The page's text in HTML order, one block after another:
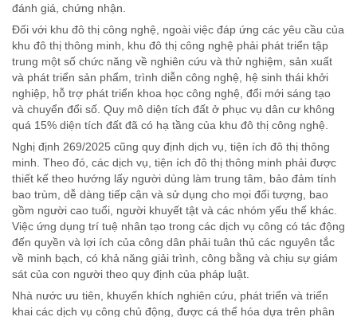
đánh giá, chứng nhận.
Đối với khu đô thị công nghệ, ngoài việc đáp ứng các yêu cầu của
khu đô thị thông minh, khu đô thị công nghệ phải phát triển tập
trung một số chức năng về nghiên cứu và thử nghiệm, sản xuất
và phát triển sản phẩm, trình diễn công nghệ, hệ sinh thái khởi
nghiệp, hỗ trợ phát triển khoa học công nghệ, đổi mới sáng tạo
và chuyển đổi số. Quy mô diện tích đất ở phục vụ dân cư không
quá 15% diện tích đất đã có hạ tầng của khu đô thị công nghệ.
Nghị định 269/2025 cũng quy định dịch vụ, tiện ích đô thị thông
minh. Theo đó, các dịch vụ, tiện ích đô thị thông minh phải được
thiết kế theo hướng lấy người dùng làm trung tâm, bảo đảm tính
bao trùm, dễ dàng tiếp cận và sử dụng cho mọi đối tượng, bao
gồm người cao tuổi, người khuyết tật và các nhóm yếu thế khác.
Việc ứng dụng trí tuệ nhân tạo trong các dịch vụ công có tác động
đến quyền và lợi ích của công dân phải tuân thủ các nguyên tắc
về minh bạch, có khả năng giải trình, công bằng và chịu sự giám
sát của con người theo quy định của pháp luật.
Nhà nước ưu tiên, khuyến khích nghiên cứu, phát triển và triển
khai các dịch vụ công chủ động, được cá thể hóa dựa trên phân